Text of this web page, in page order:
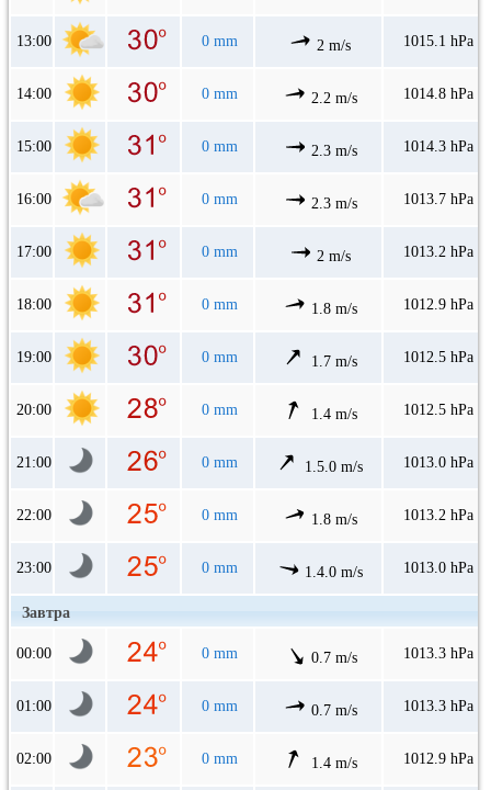
13:00 0 mm 2 m/s 1015.1 hPa
14:00 0 mm 2.2 m/s 1014.8 hPa
15:00 0 mm 2.3 m/s 1014.3 hPa
16:00 0 mm 2.3 m/s 1013.7 hPa
17:00 0 mm 2 m/s 1013.2 hPa
18:00 0 mm 1.8 m/s 1012.9 hPa
19:00 0 mm 1.7 m/s 1012.5 hPa
20:00 0 mm 1.4 m/s 1012.5 hPa
21:00 0 mm 1.5.0 m/s 1013.0 hPa
22:00 0 mm 1.8 m/s 1013.2 hPa
23:00 0 mm 1.4.0 m/s 1013.0 hPa
Завтра
00:00 0 mm 0.7 m/s 1013.3 hPa
01:00 0 mm 0.7 m/s 1013.3 hPa
02:00 0 mm 1.4 m/s 1012.9 hPa